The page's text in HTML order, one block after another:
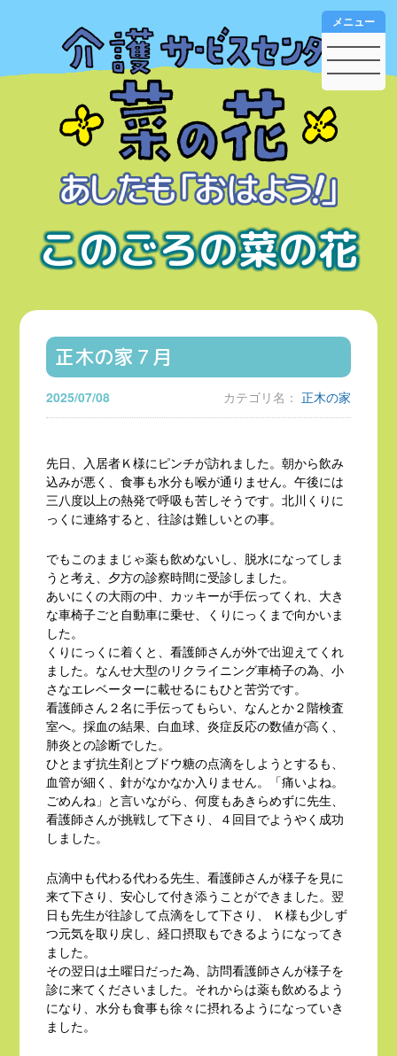
このごろの菜の花
メニュー
正木の家７月
2025/07/08 カテゴリ名： 正木の家
先日、入居者Ｋ様にピンチが訪れました。朝から飲み
込みが悪く、食事も水分も喉が通りません。午後には
三八度以上の熱発で呼吸も苦しそうです。北川くりに
っくに連絡すると、往診は難しいとの事。
でもこのままじゃ薬も飲めないし、脱水になってしま
うと考え、夕方の診察時間に受診しました。
あいにくの大雨の中、カッキーが手伝ってくれ、大き
な車椅子ごと自動車に乗せ、くりにっくまで向かいま
した。
くりにっくに着くと、看護師さんが外で出迎えてくれ
ました。なんせ大型のリクライニング車椅子の為、小
さなエレベーターに載せるにもひと苦労です。
看護師さん２名に手伝ってもらい、なんとか２階検査
室へ。採血の結果、白血球、炎症反応の数値が高く、
肺炎との診断でした。
ひとまず抗生剤とブドウ糖の点滴をしようとするも、
血管が細く、針がなかなか入りません。「痛いよね。
ごめんね」と言いながら、何度もあきらめずに先生、
看護師さんが挑戦して下さり、４回目でようやく成功
しました。
点滴中も代わる代わる先生、看護師さんが様子を見に
来て下さり、安心して付き添うことができました。翌
日も先生が往診して点滴をして下さり、 Ｋ様も少しず
つ元気を取り戻し、経口摂取もできるようになってき
ました。
その翌日は土曜日だった為、訪問看護師さんが様子を
診に来てくださいました。それからは薬も飲めるよう
になり、水分も食事も徐々に摂れるようになっていき
ました。